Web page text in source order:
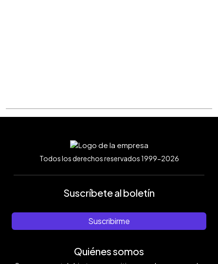
Todos los derechos reservados 1999-2026
Suscríbete al boletín
Suscribirme
Quiénes somos